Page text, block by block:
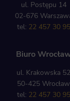
ul. Postępu 14
02-676
tel: 22 457 30 95
Biuro
ul. Krakowska 52
50-425 Wrocław
tel: 22 457 30 95